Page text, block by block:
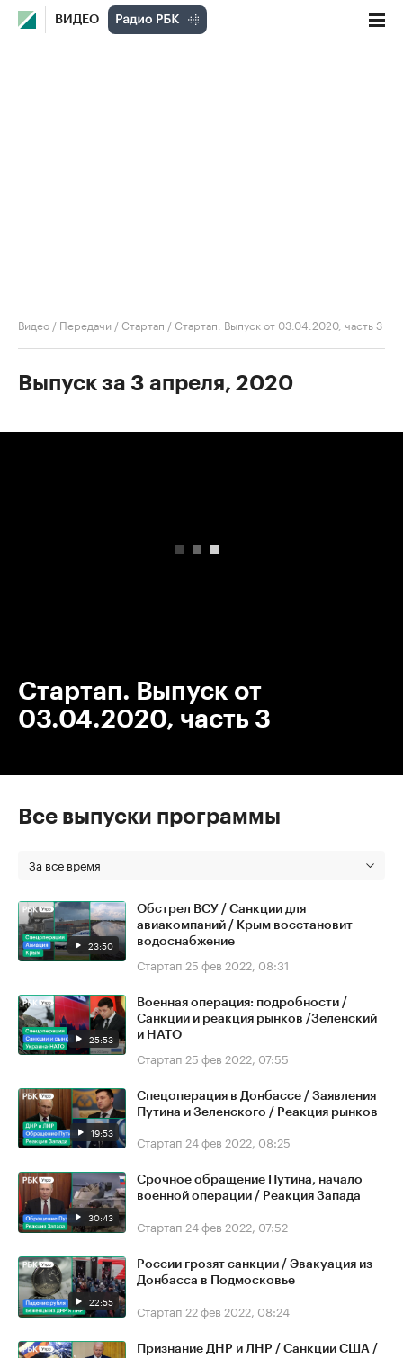
ВИДЕО
Видео / Передачи /Стартап /Стартап. Выпуск от 03.04.2020, часть 3
Выпуск за 3 апреля, 2020
Стартап. Выпуск от
03.04.2020, часть 3
Все выпуски программы
За все время
23:50
Обстрел ВСУ / Санкции для
авиакомпаний / Крым восстановит
водоснабжение
Стартап 25 фев 2022, 08:31
25:53
Военная операция: подробности /
Санкции и реакция рынков /Зеленский
и НАТО
Стартап 25 фев 2022, 07:55
19:53
Спецоперация в Донбассе / Заявления
Путина и Зеленского / Реакция рынков
Стартап 24 фев 2022, 08:25
30:43
Срочное обращение Путина, начало
военной операции / Реакция Запада
Стартап 24 фев 2022, 07:52
22:55
России грозят санкции / Эвакуация из
Донбасса в Подмосковье
Стартап 22 фев 2022, 08:24
Признание ДНР и ЛНР / Санкции США /